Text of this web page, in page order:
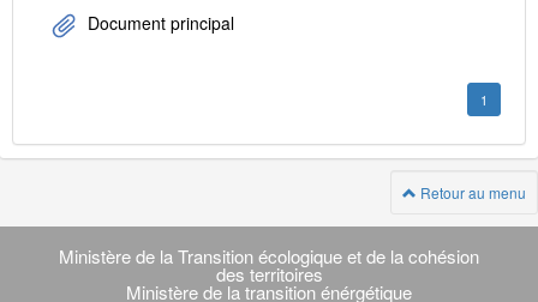
Document principal
1
Retour au menu
Navigation
transverse
Ministère de la Transition écologique et de la cohésion
des territoires
Ministère de la transition énérgétique